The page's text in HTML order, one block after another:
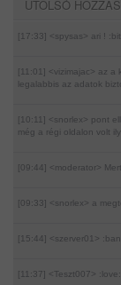
UTOLSÓ
[17:33] <spysas> ari !
[11:01] <vizimajac> az a
legalabbis az adatok
[10:11] <snorlex> pont
még a régi oldalon volt
[09:44] <moderator>
[09:33] <snorlex> a
[15:44] <szerver01>
[11:37] <Teszt007>